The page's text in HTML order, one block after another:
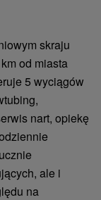
skraju
od miasta
5 wyciągów
nart, opiekę
ale i
na